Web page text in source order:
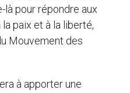
là pour répondre aux
paix et à la liberté,
Mouvement des
à apporter une